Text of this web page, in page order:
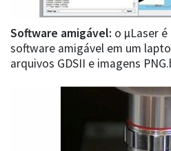
Software amigável: o µLaser
software amigável em um
arquivos GDSII e imagens